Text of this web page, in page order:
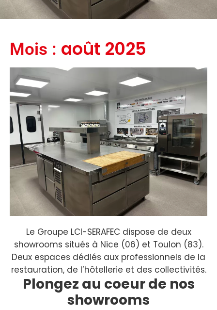
Mois : août 2025
Le Groupe LCI-SERAFEC dispose de deux
showrooms situés à Nice (06) et Toulon (83).
Deux espaces dédiés aux professionnels de la
restauration, de l’hôtellerie et des collectivités.
Plongez au coeur de nos
showrooms